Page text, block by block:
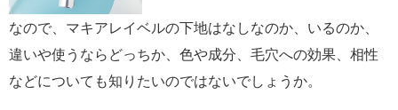
なので、マキアレイベルの下地はなしなのか、いるのか、
違いや使うならどっちか、色や成分、毛穴への効果、相性
などについても知りたいのではないでしょうか。